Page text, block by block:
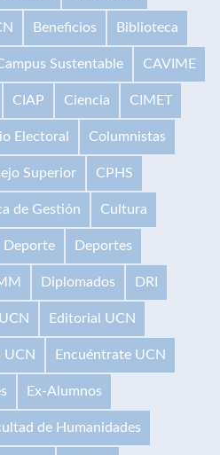
Beneficios Biblioteca
Sustentable CAVIME
CIAP Ciencia CIMET
Electoral Columnistas
Superior CPHS
de Gestión Cultura
Deporte Deportes
Diplomados DRI
Editorial UCN
UCN Encuéntrate UCN
Ex-Alumnos
de Humanidades